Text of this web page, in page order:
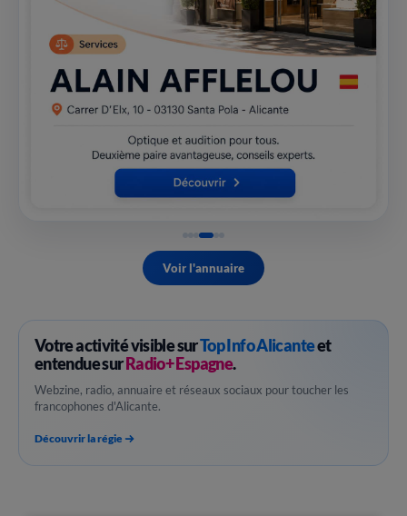
Voir l'annuaire
Votre activité visible surTop Info Alicanteet
entendue surRadio+ Espagne.
Webzine, radio, annuaire et réseaux sociaux pour toucher les
francophones d'Alicante.
Découvrir la régie